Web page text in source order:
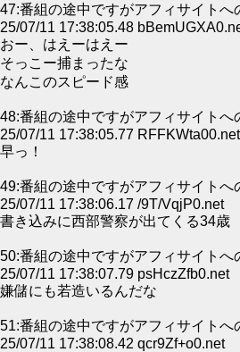
47:番組の途中ですがアフィサイトへ
25/07/11 17:38:05.48
おー、はえーはえー
そっこー捕まったな
なんこのスピード感
48:番組の途中ですがアフィサイトへ
25/07/11 17:38:05.77 RFFKWta00.net
早っ！
49:番組の途中ですがアフィサイトへ
25/07/11 17:38:06.17 /9T/VqjP0.net
書き込みに西部警察が出てくる34歳
50:番組の途中ですがアフィサイトへ
25/07/11 17:38:07.79 psHczZfb0.net
嫌儲にも若造いるんだな
51:番組の途中ですがアフィサイトへ
25/07/11 17:38:08.42 qcr9Zf+o0.net